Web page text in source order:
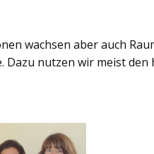
wachsen aber auch
Dazu nutzen wir meist